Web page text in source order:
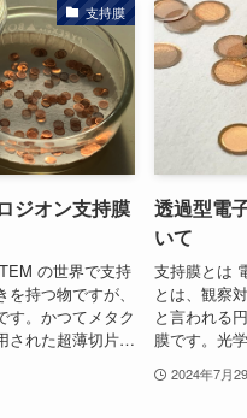
支持膜
ジオン支持膜
の世界で支持
持つ物ですが、
す。かつてメタク
された超薄切片…
透過型電
いて
支持膜とは
とは、観察
と言われる
膜です。光
2024年7月